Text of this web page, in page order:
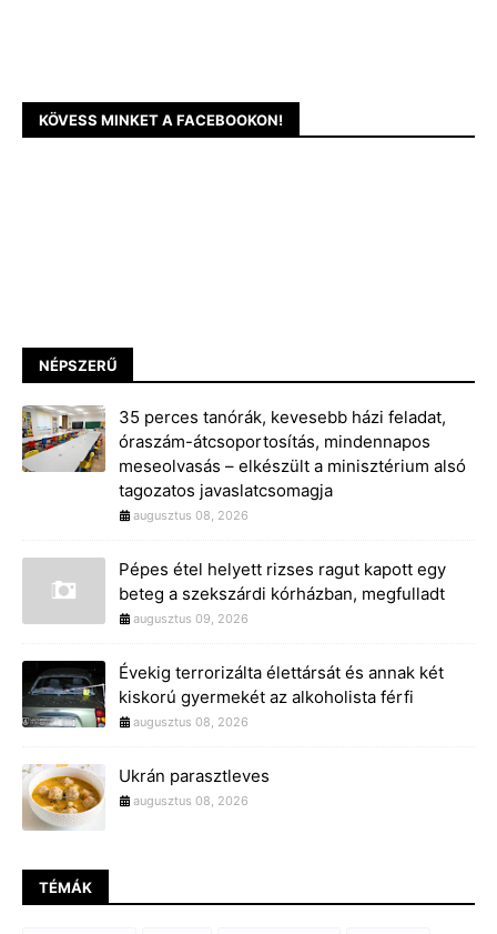
KÖVESS MINKET A FACEBOOKON!
NÉPSZERŰ
35 perces tanórák, kevesebb házi feladat,
óraszám-átcsoportosítás, mindennapos
meseolvasás – elkészült a minisztérium alsó
tagozatos javaslatcsomagja
augusztus 08, 2026
Pépes étel helyett rizses ragut kapott egy
beteg a szekszárdi kórházban, megfulladt
augusztus 09, 2026
Évekig terrorizálta élettársát és annak két
kiskorú gyermekét az alkoholista férfi
augusztus 08, 2026
Ukrán parasztleves
augusztus 08, 2026
TÉMÁK